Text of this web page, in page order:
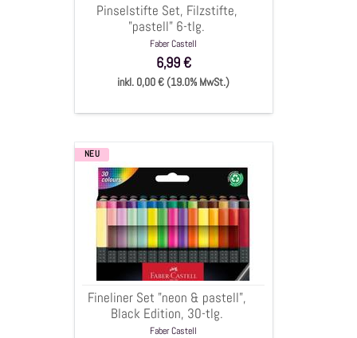
Pinselstifte Set, Filzstifte,
"pastell" 6-tlg.
Faber Castell
6,99 €
inkl. 0,00 € (19.0% MwSt.)
Fineliner
Set
"neon
pastell",
Black
30-
tlg.
NEU
Fineliner Set "neon & pastell",
Black Edition, 30-tlg.
Faber Castell